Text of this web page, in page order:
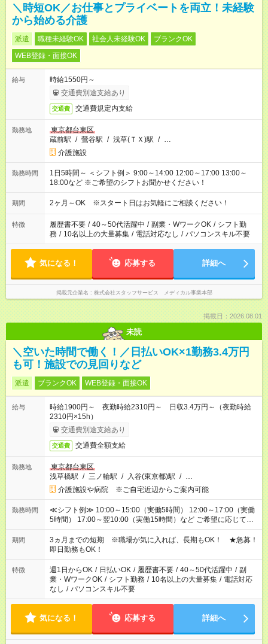
＼時短OK／お仕事とプライベートを両立！未経験
から始める介護
派遣 職種未経験OK 社会人未経験OK
ブランクOK
WEB登録・面接OK
給与
時給1550円～
交通費別途支給あり
交通費 交通費規定内支給
勤務地
東京都台東区
蔵前駅 / 鶯谷駅 / 浅草(ＴＸ)駅 / …
介護施設
勤務時間
1日5時間～ ＜シフト例＞ 9:00～14:00 12:00～17:00 13:00～
18:00など ※ご希望のシフトお聞かせください！
期間 2ヶ月～OK ※スタート日はお気軽にご相談ください！
特徴 履歴書不要 / 40～50代活躍中 / 副業・WワークOK / シフト勤
務 / 10名以上の大量募集 / 電話対応なし / パソコンスキル不要
気になる！ 応募する 詳細へ
掲載元企業名 株式会社スタッフサービス メディカル事業本部
掲載日：2026.08.01
未読
＼空いた時間で働く！／日払いOK×1勤務3.4万円
も可！施設での見回りなど
派遣 ブランクOK WEB登録・面接OK
給与
時給1900円～ 夜勤時給2310円～ 日収3.4万円～（夜勤時給
2310円×15h）
交通費別途支給あり
交通費 交通費全額支給
勤務地
東京都台東区
浅草橋駅 / 三ノ輪駅 / 入谷(東京都)駅 / …
介護施設や病院 ※ご自宅近辺からご案内可能
勤務時間
≪シフト例≫ 10:00～15:00（実働5時間） 12:00～17:00（実働
5時間） 17:00～翌10:00（実働15時間）など ご希望に応じて、
働く時間は調整できます！ お気軽に担当へ相談ください！
期間
3ヵ月までの短期 ※職場が気に入れば、長期もOK！ ★急募！
即日勤務もOK！
特徴 週1日からOK / 日払いOK / 履歴書不要 / 40～50代活躍中 / 副
業・WワークOK / シフト勤務 / 10名以上の大量募集 / 電話対応
なし / パソコンスキル不要
気になる！ 応募する 詳細へ